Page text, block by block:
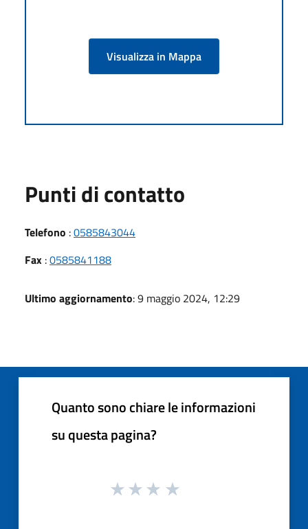
Visualizza in Mappa
Punti di contatto
Telefono :0585843044
Fax :0585841188
Ultimo aggiornamento: 9 maggio 2024, 12:29
Quanto sono chiare le informazioni
su questa pagina?